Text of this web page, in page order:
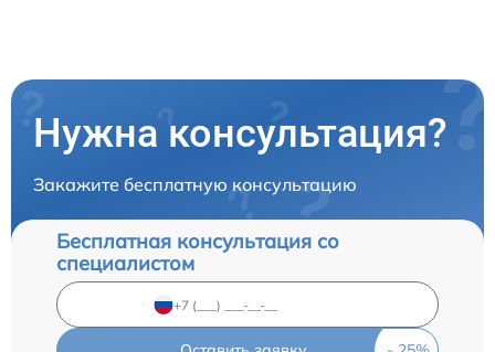
Нужна консультация?
Закажите бесплатную консультацию
Бесплатная консультация со
специалистом